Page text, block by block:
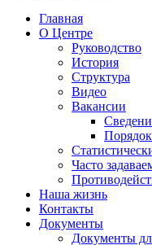
Главная
О Центре
Руководство
История
Структура
Видео
Вакансии
Часто
Наша жизнь
Контакты
Документы
Документы